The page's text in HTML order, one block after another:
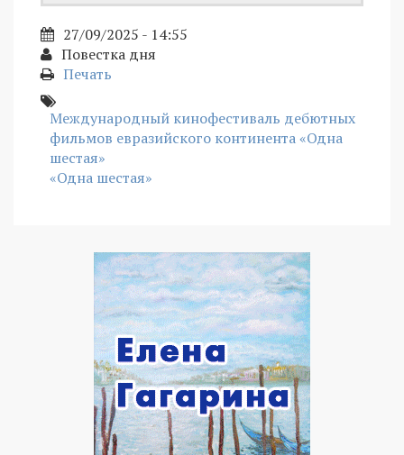
27/09/2025 - 14:55
Повестка дня
Печать
Международный кинофестиваль дебютных
фильмов евразийского континента «Одна
шестая»
«Одна шестая»